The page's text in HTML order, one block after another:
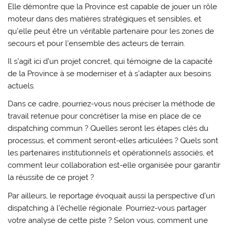
Elle démontre que la Province est capable de jouer un rôle
moteur dans des matières stratégiques et sensibles, et
qu’elle peut être un véritable partenaire pour les zones de
secours et pour l’ensemble des acteurs de terrain.
Il s’agit ici d’un projet concret, qui témoigne de la capacité
de la Province à se moderniser et à s’adapter aux besoins
actuels.
Dans ce cadre, pourriez-vous nous préciser la méthode de
travail retenue pour concrétiser la mise en place de ce
dispatching commun ? Quelles seront les étapes clés du
processus, et comment seront-elles articulées ? Quels sont
les partenaires institutionnels et opérationnels associés, et
comment leur collaboration est-elle organisée pour garantir
la réussite de ce projet ?
Par ailleurs, le reportage évoquait aussi la perspective d’un
dispatching à l’échelle régionale. Pourriez-vous partager
votre analyse de cette piste ? Selon vous, comment une